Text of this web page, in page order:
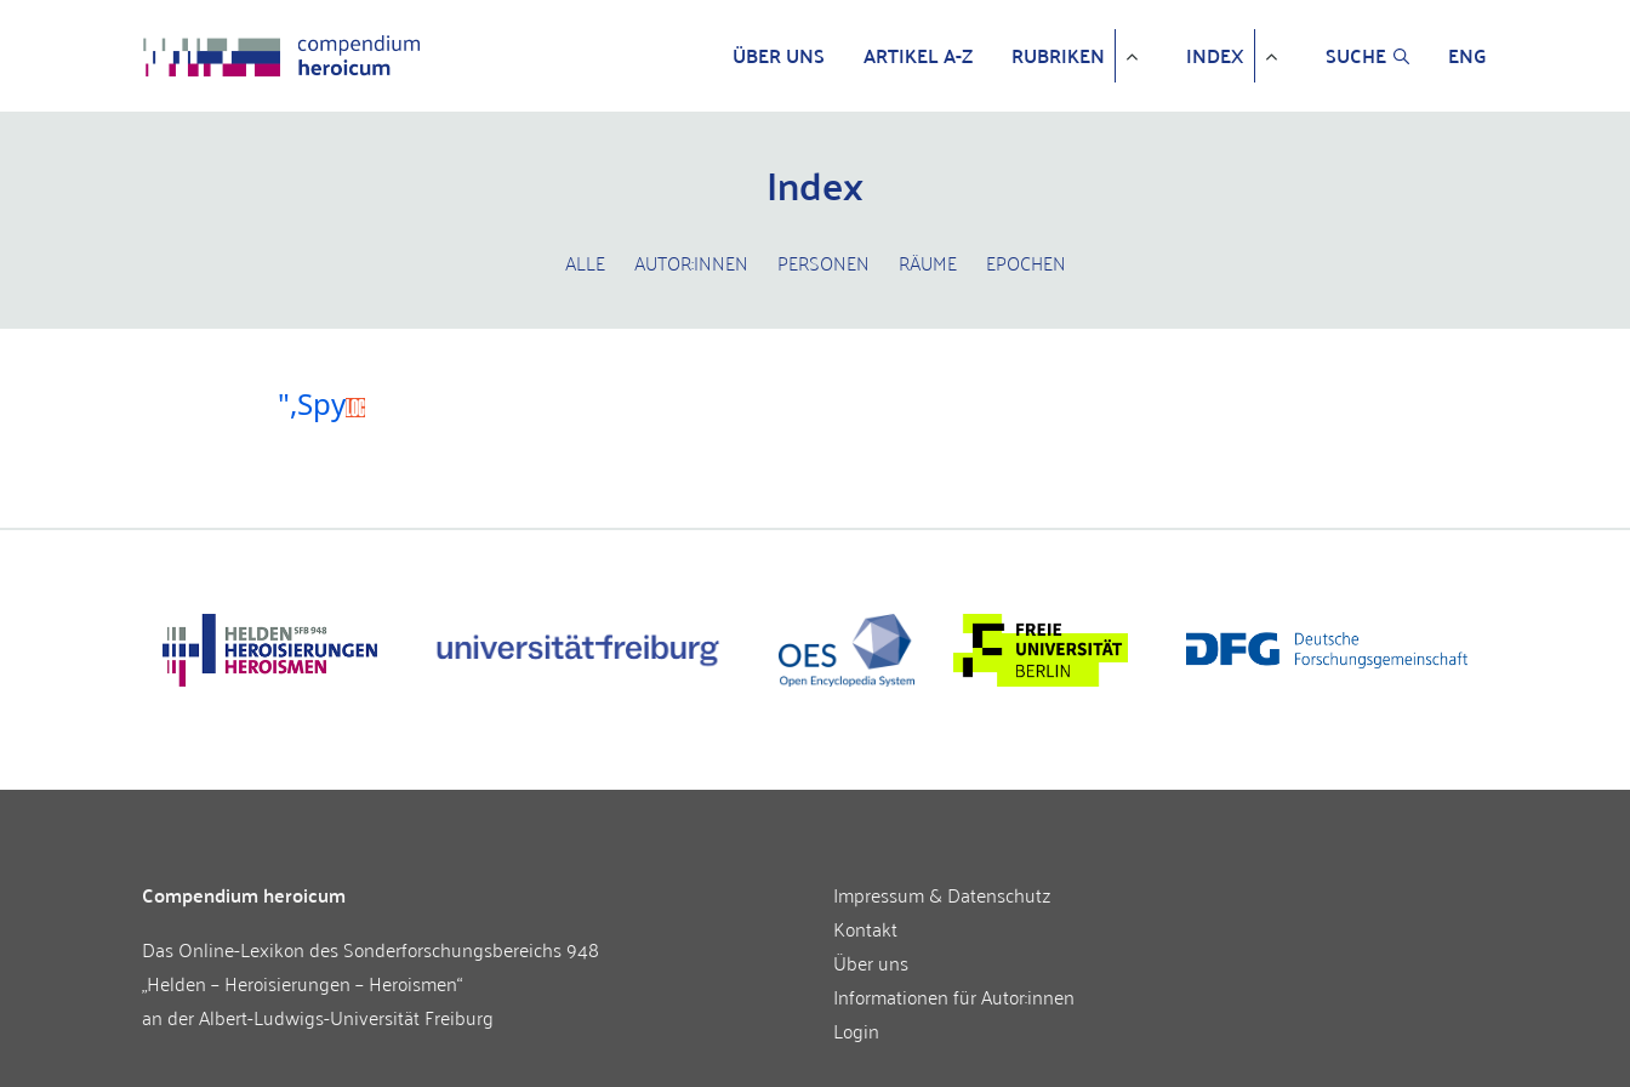
ÜBER UNS ARTIKEL A-Z RUBRIKEN INDEX SUCHE ENG
Index
ALLE AUTOR:INNEN PERSONEN RÄUME EPOCHEN
",Spy
Compendium heroicum
Das Online-Lexikon desSonderforschungsbereichs 948
„Helden – Heroisierungen – Heroismen“
an derAlbert-Ludwigs-Universität Freiburg
Impressum & Datenschutz
Kontakt
Über uns
Informationen für Autor:innen
Login